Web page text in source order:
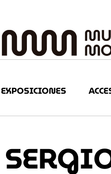
EXPOSICIONES